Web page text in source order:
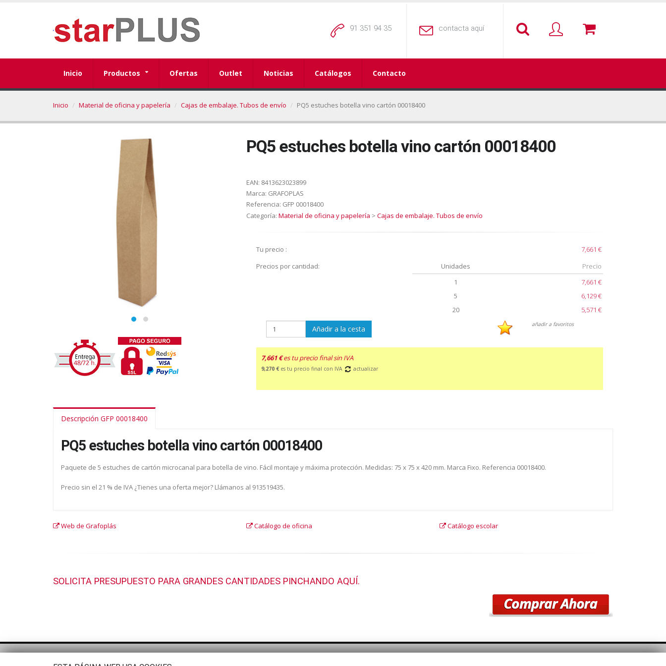
91 351 94 35 contacta aquí
Inicio Productos Ofertas Outlet Noticias Catálogos Contacto
Inicio Material de oficina y papelería Cajas de embalaje. Tubos de envío PQ5 estuches botella vino cartón 00018400
PQ5 estuches botella vino cartón 00018400
EAN: 8413623023899
Marca: GRAFOPLAS
Referencia: GFP 00018400
Categoría: Material de oficina y papelería > Cajas de embalaje. Tubos de envío
Tu precio :
7,661 €
Precios por cantidad:
Unidades
Precio
1
7,661 €
5
6,129 €
20
5,571 €
Añadir a la cesta añadir a favoritos
7,661 € es tu precio final sin IVA
9,270 € es tu precio final con IVA actualizar
Descripción GFP 00018400
PQ5 estuches botella vino cartón 00018400
Paquete de 5 estuches de cartón microcanal para botella de vino. Fácil montaje y máxima protección. Medidas: 75 x 75 x 420 mm. Marca Fixo. Referencia 00018400.
Precio sin el 21 % de IVA ¿Tienes una oferta mejor? Llámanos al 913519435.
Web de Grafoplás Catálogo de oficina Catálogo escolar
SOLICITA PRESUPUESTO PARA GRANDES CANTIDADES PINCHANDO AQUÍ.